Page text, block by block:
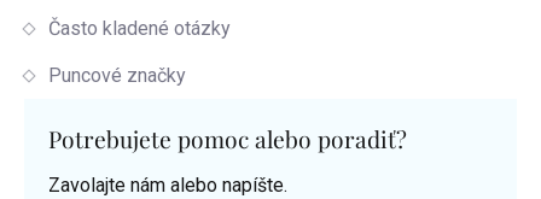
Často kladené otázky
Puncové značky
Potrebujete pomoc alebo poradiť?
Zavolajte nám alebo napíšte.